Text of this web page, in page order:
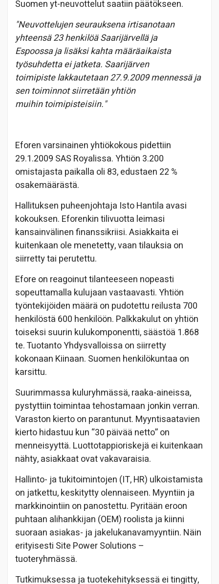
Suomen yt-neuvottelut saatiin päätökseen.
"Neuvottelujen seurauksena irtisanotaan
yhteensä 23 henkilöä Saarijärvellä ja
Espoossa ja lisäksi kahta määräaikaista
työsuhdetta ei jatketa. Saarijärven
toimipiste lakkautetaan 27.9.2009 mennessä ja
sen toiminnot siirretään yhtiön
muihin toimipisteisiin."
Eforen varsinainen yhtiökokous pidettiin
29.1.2009 SAS Royalissa. Yhtiön 3.200
omistajasta paikalla oli 83, edustaen 22 %
osakemäärästä.
Hallituksen puheenjohtaja Isto Hantila avasi
kokouksen. Eforenkin tilivuotta leimasi
kansainvälinen finanssikriisi. Asiakkaita ei
kuitenkaan ole menetetty, vaan tilauksia on
siirretty tai perutettu.
Efore on reagoinut tilanteeseen nopeasti
sopeuttamalla kulujaan vastaavasti. Yhtiön
työntekijöiden määrä on pudotettu reilusta 700
henkilöstä 600 henkilöön. Palkkakulut on yhtiön
toiseksi suurin kulukomponentti, säästöä 1.868
te. Tuotanto Yhdysvalloissa on siirretty
kokonaan Kiinaan. Suomen henkilökuntaa on
karsittu.
Suurimmassa kuluryhmässä, raaka-aineissa,
pystyttiin toimintaa tehostamaan jonkin verran.
Varaston kierto on parantunut. Myyntisaatavien
kierto hidastuu kun “30 päivää netto” on
menneisyyttä. Luottotappioriskejä ei kuitenkaan
nähty, asiakkaat ovat vakavaraisia.
Hallinto- ja tukitoimintojen (IT, HR) ulkoistamista
on jatkettu, keskitytty olennaiseen. Myyntiin ja
markkinointiin on panostettu. Pyritään eroon
puhtaan alihankkijan (OEM) roolista ja kiinni
suoraan asiakas- ja jakelukanavamyyntiin. Näin
erityisesti Site Power Solutions –
tuoteryhmässä.
Tutkimuksessa ja tuotekehityksessä ei tingitty,